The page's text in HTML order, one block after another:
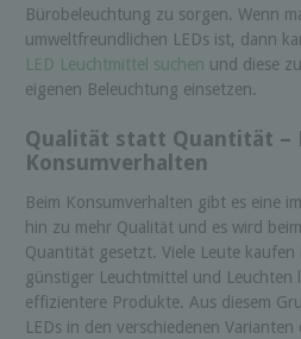
Bürobeleuchtung zu sorgen. Wenn
umweltfreundlichen LEDs ist, dann
LED Leuchtmittel suchen und diese
eigenen Beleuchtung einsetzen.
Qualität statt Quantität –
Konsumverhalten
Beim Konsumverhalten gibt es eine
hin zu mehr Qualität und es wird
Quantität gesetzt. Viele Leute
günstiger Leuchtmittel und Leuchten
effizientere Produkte. Aus diesem
LEDs in den verschiedenen